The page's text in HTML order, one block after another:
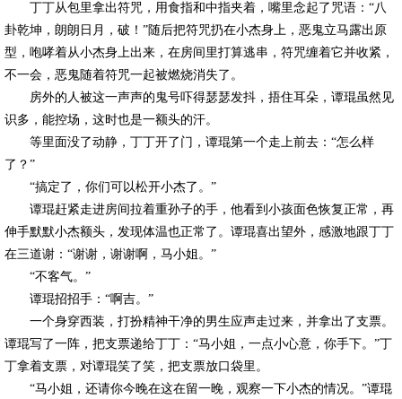
丁丁从包里拿出符咒，用食指和中指夹着，嘴里念起了咒语：“八
卦乾坤，朗朗日月，破！”随后把符咒扔在小杰身上，恶鬼立马露出原
型，咆哮着从小杰身上出来，在房间里打算逃串，符咒缠着它并收紧，
不一会，恶鬼随着符咒一起被燃烧消失了。
房外的人被这一声声的鬼号吓得瑟瑟发抖，捂住耳朵，谭琨虽然见
识多，能控场，这时也是一额头的汗。
等里面没了动静，丁丁开了门，谭琨第一个走上前去：“怎么样
了？”
“搞定了，你们可以松开小杰了。”
谭琨赶紧走进房间拉着重孙子的手，他看到小孩面色恢复正常，再
伸手默默小杰额头，发现体温也正常了。谭琨喜出望外，感激地跟丁丁
在三道谢：“谢谢，谢谢啊，马小姐。”
“不客气。”
谭琨招招手：“啊吉。”
一个身穿西装，打扮精神干净的男生应声走过来，并拿出了支票。
谭琨写了一阵，把支票递给丁丁：“马小姐，一点小心意，你手下。”丁
丁拿着支票，对谭琨笑了笑，把支票放口袋里。
“马小姐，还请你今晚在这在留一晚，观察一下小杰的情况。”谭琨